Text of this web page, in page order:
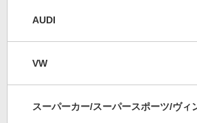
AUDI
VW
スーパーカー/スーパースポーツ/ヴィ